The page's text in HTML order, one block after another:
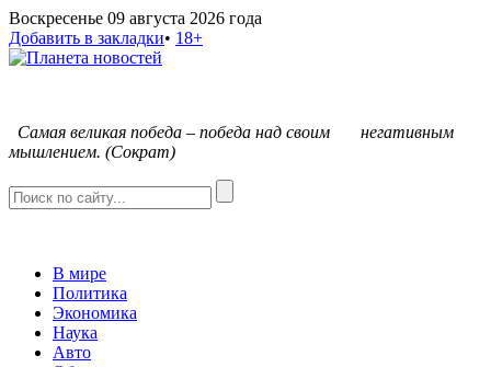
Воскресенье 09 августа 2026 года
Добавить в закладки• 18+
Самая великая победа – победа над своим негативным
мышлением. (Сократ)
В мире
Политика
Экономика
Наука
Авто